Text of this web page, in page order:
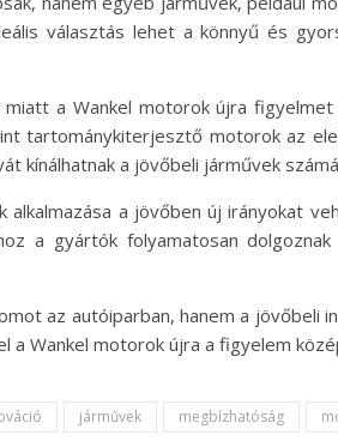
választás lehet a könnyű és
a Wankel motorok újra
tartománykiterjesztő motorok az
kínálhatnak a jövőbeli járművek
a jövőben új irányokat
a gyártók folyamatosan
az autóiparban, hanem a jövőbeli
Wankel motorok újra a figyelem
járművek megbízhatóság